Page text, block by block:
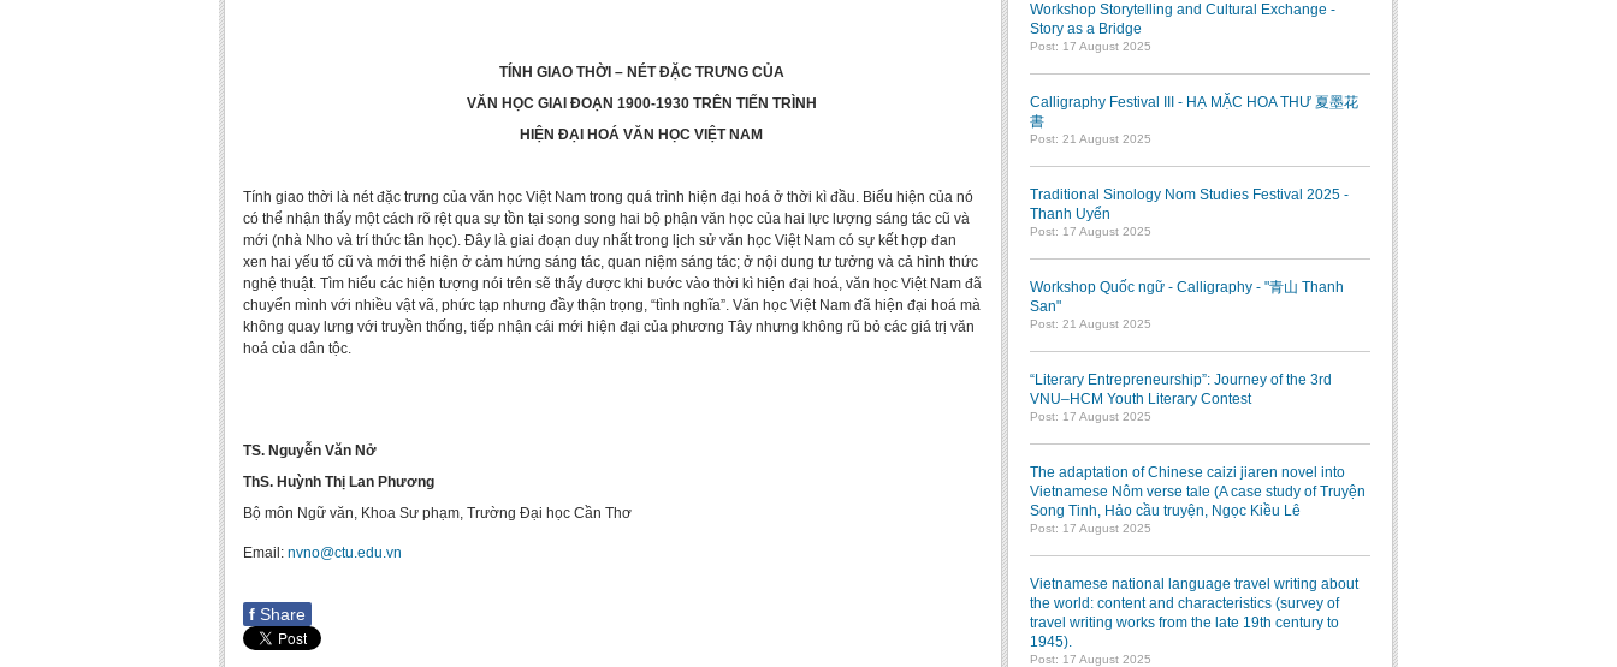
TÍNH GIAO THỜI – NÉT ĐẶC TRƯNG CỦA
VĂN HỌC GIAI ĐOẠN 1900-1930 TRÊN TIẾN TRÌNH
HIỆN ĐẠI HOÁ VĂN HỌC VIỆT NAM
Tính giao thời là nét đặc trưng của văn học Việt Nam trong quá trình hiện đại hoá ở thời kì đầu. Biểu hiện của nó
có thể nhận thấy một cách rõ rệt qua sự tồn tại song song hai bộ phận văn học của hai lực lượng sáng tác cũ và
mới (nhà Nho và trí thức tân học). Đây là giai đoạn duy nhất trong lịch sử văn học Việt Nam có sự kết hợp đan
xen hai yếu tố cũ và mới thể hiện ở cảm hứng sáng tác, quan niệm sáng tác; ở nội dung tư tưởng và cả hình thức
nghệ thuật. Tìm hiểu các hiện tượng nói trên sẽ thấy được khi bước vào thời kì hiện đại hoá, văn học Việt Nam đã
chuyển mình với nhiều vật vã, phức tạp nhưng đầy thận trọng, “tình nghĩa”. Văn học Việt Nam đã hiện đại hoá mà
không quay lưng với truyền thống, tiếp nhận cái mới hiện đại của phương Tây nhưng không rũ bỏ các giá trị văn
hoá của dân tộc.
TS. Nguyễn Văn Nở
ThS. Huỳnh Thị Lan Phương
Bộ môn Ngữ văn, Khoa Sư phạm, Trường Đại học Cần Thơ
Email: nvno@ctu.edu.vn
f Share
Workshop Storytelling and Cultural Exchange -
Story as a Bridge
Post: 17 August 2025
Calligraphy Festival III - HẠ MẶC HOA THƯ 夏墨花
書
Post: 21 August 2025
Traditional Sinology Nom Studies Festival 2025 -
Thanh Uyển
Post: 17 August 2025
Workshop Quốc ngữ - Calligraphy - "青山 Thanh
San"
Post: 21 August 2025
“Literary Entrepreneurship”: Journey of the 3rd
VNU–HCM Youth Literary Contest
Post: 17 August 2025
The adaptation of Chinese caizi jiaren novel into
Vietnamese Nôm verse tale (A case study of Truyện
Song Tinh, Hảo cầu truyện, Ngọc Kiều Lê
Post: 17 August 2025
Vietnamese national language travel writing about
the world: content and characteristics (survey of
travel writing works from the late 19th century to
1945).
Post: 17 August 2025